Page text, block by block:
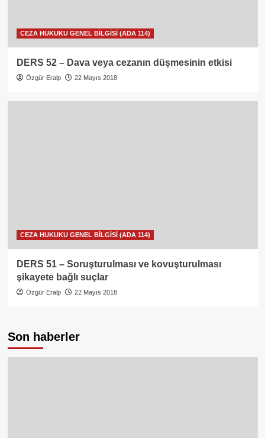
CEZA HUKUKU GENEL BİLGİSİ (ADA 114)
DERS 52 – Dava veya cezanın düşmesinin etkisi
Özgür Eralp 22 Mayıs 2018
CEZA HUKUKU GENEL BİLGİSİ (ADA 114)
DERS 51 – Soruşturulması ve kovuşturulması
şikayete bağlı suçlar
Özgür Eralp 22 Mayıs 2018
Son haberler